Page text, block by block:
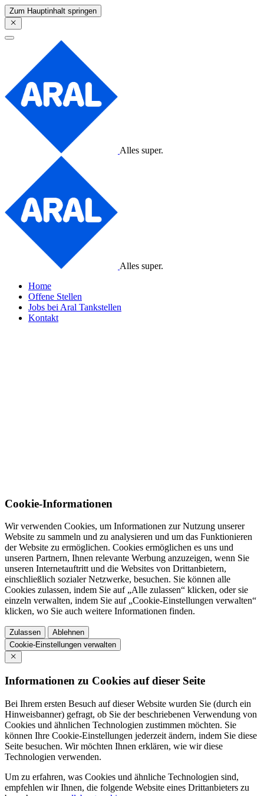
Zum Hauptinhalt springen
Alles super.
Alles super.
Home
Offene Stellen
Jobs bei Aral Tankstellen
Kontakt
Cookie-Informationen
Wir verwenden Cookies, um Informationen zur Nutzung unserer
Website zu sammeln und zu analysieren und um das Funktionieren
der Website zu ermöglichen. Cookies ermöglichen es uns und
unseren Partnern, Ihnen relevante Werbung anzuzeigen, wenn Sie
unseren Internetauftritt und die Websites von Drittanbietern,
einschließlich sozialer Netzwerke, besuchen. Sie können alle
Cookies zulassen, indem Sie auf „Alle zulassen“ klicken, oder sie
einzeln verwalten, indem Sie auf „Cookie-Einstellungen verwalten“
klicken, wo Sie auch weitere Informationen finden.
Zulassen
Ablehnen
Cookie-Einstellungen verwalten
Informationen zu Cookies auf dieser Seite
Bei Ihrem ersten Besuch auf dieser Website wurden Sie (durch ein
Hinweisbanner) gefragt, ob Sie der beschriebenen Verwendung von
Cookies und ähnlichen Technologien zustimmen möchten. Sie
können Ihre Cookie-Einstellungen jederzeit ändern, indem Sie diese
Seite besuchen. Wir möchten Ihnen erklären, wie wir diese
Technologien verwenden.
Um zu erfahren, was Cookies und ähnliche Technologien sind,
empfehlen wir Ihnen, die folgende Website eines Drittanbieters zu